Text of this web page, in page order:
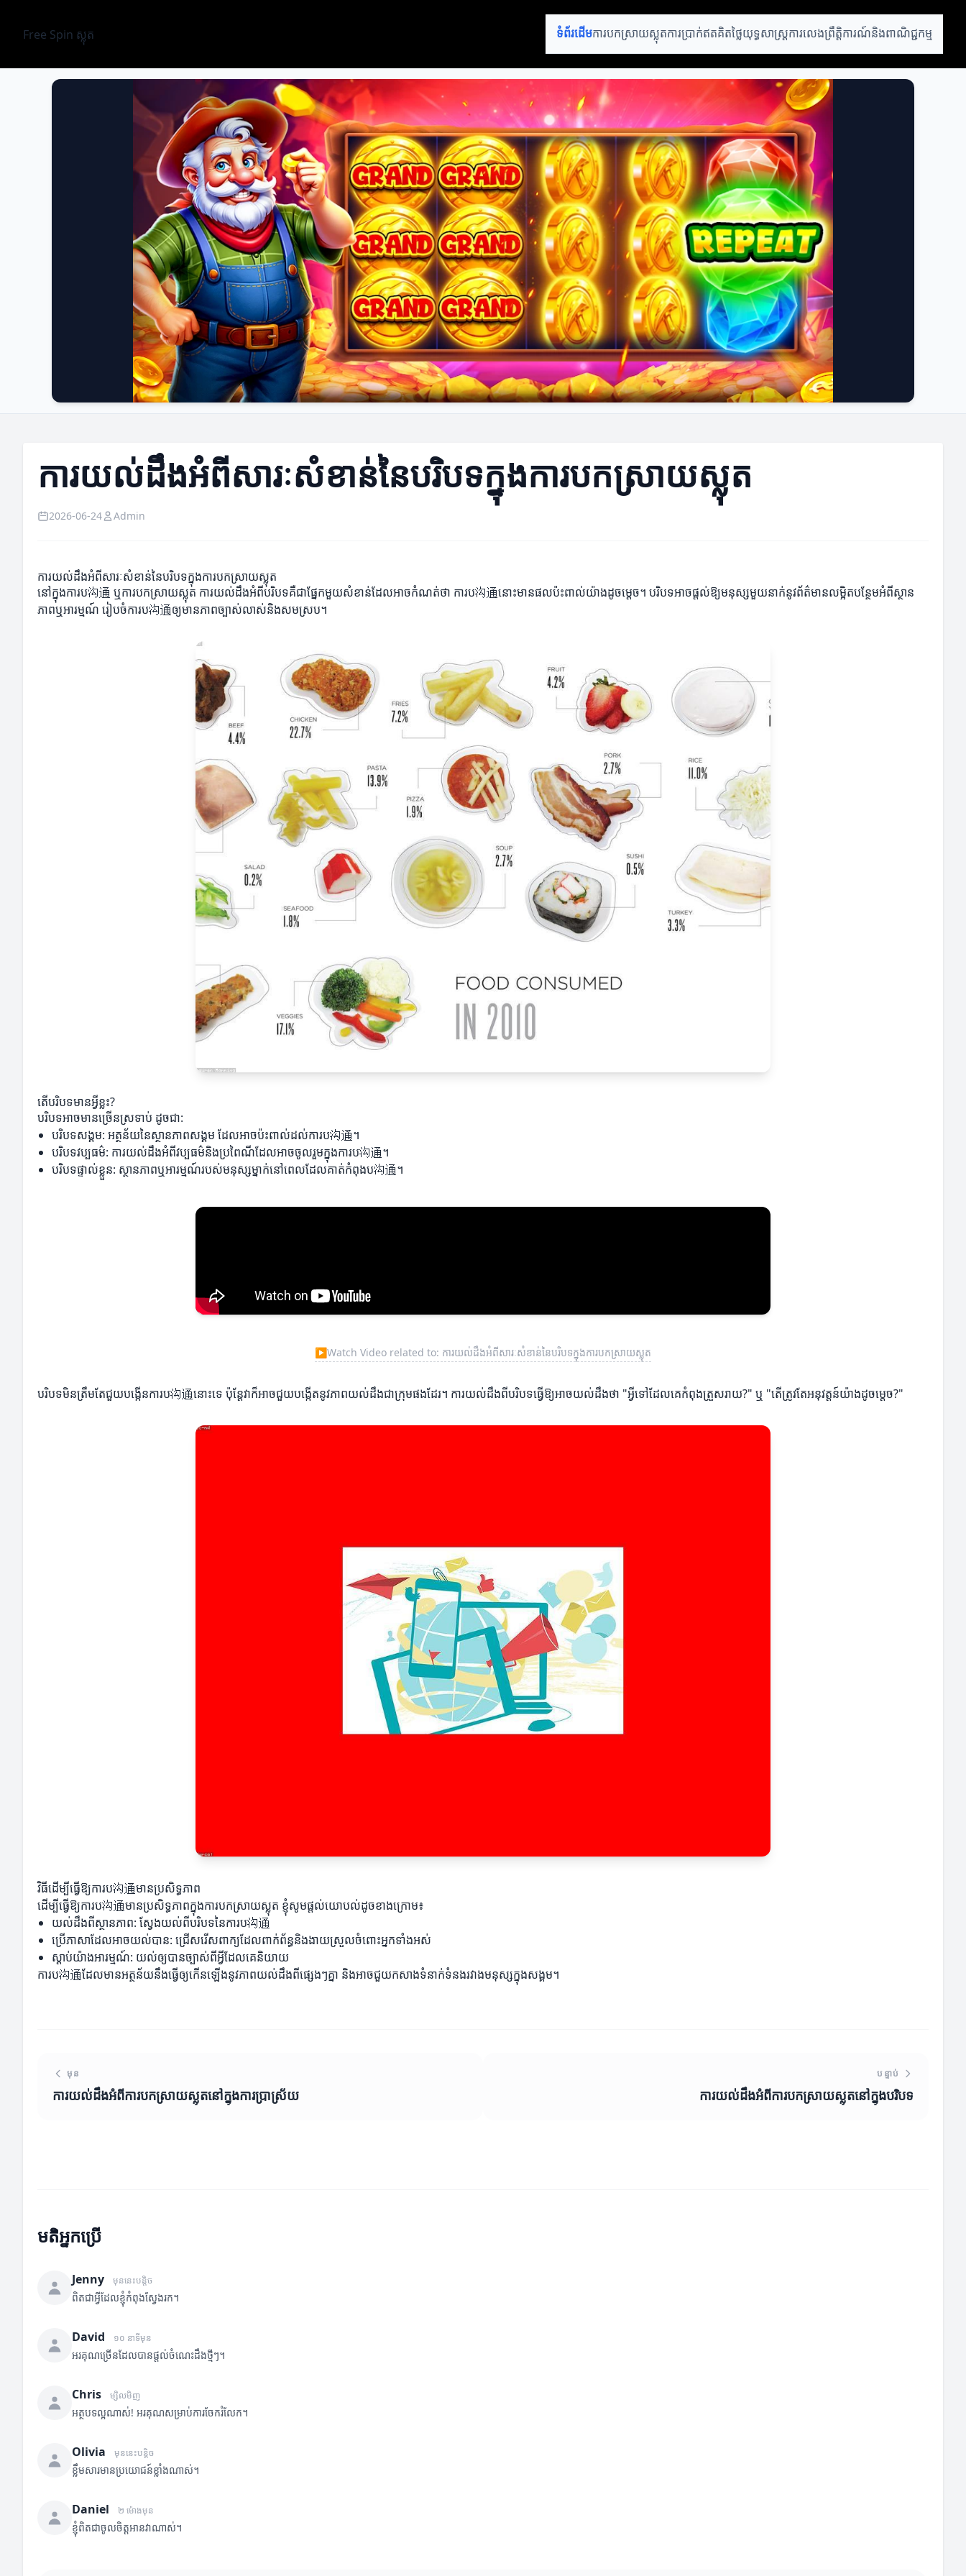
Free Spin ស្លុត ទំព័រដើមការបកស្រាយស្លុតការប្រាក់ឥតគិតថ្លៃយុទ្ធសាស្ត្រការលេងព្រឹត្តិការណ៍និងពាណិជ្ជកម្ម
ការយល់ដឹងអំពីសារៈសំខាន់នៃបរិបទក្នុងការបកស្រាយស្លុត
2026-06-24 Admin
ការយល់ដឹងអំពីសារៈសំខាន់នៃបរិបទក្នុងការបកស្រាយស្លុត
នៅក្នុងការប沟通 ឬការបកស្រាយស្លុត ការយល់ដឹងអំពីបរិបទគឺជាផ្នែកមួយសំខាន់ដែលអាចកំណត់ថា ការប沟通នោះមានផលប៉ះពាល់យ៉ាងដូចម្តេច។ បរិបទអាចផ្តល់ឱ្យមនុស្សមួយនាក់នូវព័ត៌មានលម្អិតបន្ថែមអំពីស្ថាន
ភាពឬអារម្មណ៍ រៀបចំការប沟通ឲ្យមានភាពច្បាស់លាស់និងសមស្រប។
តើបរិបទមានអ្វីខ្លះ?
បរិបទអាចមានច្រើនស្រទាប់ ដូចជា:
បរិបទសង្គម: អត្ថន័យនៃស្ថានភាពសង្គម ដែលអាចប៉ះពាល់ដល់ការប沟通។
បរិបទវប្បធម៌: ការយល់ដឹងអំពីវប្បធម៌និងប្រពៃណីដែលអាចចូលរួមក្នុងការប沟通។
បរិបទផ្ទាល់ខ្លួន: ស្ថានភាពឬអារម្មណ៍របស់មនុស្សម្នាក់នៅពេលដែលគាត់កំពុងប沟通។
▶Watch Video related to: ការយល់ដឹងអំពីសារៈសំខាន់នៃបរិបទក្នុងការបកស្រាយស្លុត
បរិបទមិនត្រឹមតែជួយបង្កើនការប沟通នោះទេ ប៉ុន្តែវាក៏អាចជួយបង្កើតនូវភាពយល់ដឹងជាក្រុមផងដែរ។ ការយល់ដឹងពីបរិបទធ្វើឱ្យអាចយល់ដឹងថា "អ្វីទៅដែលគេកំពុងត្រួសរាយ?" ឬ "តើត្រូវតែអនុវត្តន៍យ៉ាងដូចម្តេច?"
វិធីដើម្បីធ្វើឱ្យការប沟通មានប្រសិទ្ធភាព
ដើម្បីធ្វើឱ្យការប沟通មានប្រសិទ្ធភាពក្នុងការបកស្រាយស្លុត ខ្ញុំសូមផ្តល់យោបល់ដូចខាងក្រោម៖
យល់ដឹងពីស្ថានភាព: ស្វែងយល់ពីបរិបទនៃការប沟通
ប្រើភាសាដែលអាចយល់បាន: ជ្រើសរើសពាក្យដែលពាក់ព័ន្ធនិងងាយស្រួលចំពោះអ្នកទាំងអស់
ស្ដាប់យ៉ាងអារម្មណ៍: យល់ឲ្យបានច្បាស់ពីអ្វីដែលគេនិយាយ
ការប沟通ដែលមានអត្ថន័យនឹងធ្វើឲ្យកើនឡើងនូវភាពយល់ដឹងពីផ្សេងៗគ្នា និងអាចជួយកសាងទំនាក់ទំនងរវាងមនុស្សក្នុងសង្គម។
មុន
ការយល់ដឹងអំពីការបកស្រាយស្លុតនៅក្នុងការប្រាស្រ័យ
បន្ទាប់
ការយល់ដឹងអំពីការបកស្រាយស្លុតនៅក្នុងបរិបទ
មតិអ្នកប្រើ
Jenny មុននេះបន្តិច
ពិតជាអ្វីដែលខ្ញុំកំពុងស្វែងរក។
David ១០ នាទីមុន
អរគុណច្រើនដែលបានផ្តល់ចំណេះដឹងថ្មីៗ។
Chris ម្សិលមិញ
អត្ថបទល្អណាស់! អរគុណសម្រាប់ការចែករំលែក។
Olivia មុននេះបន្តិច
ខ្លឹមសារមានប្រយោជន៍ខ្លាំងណាស់។
Daniel ២ ម៉ោងមុន
ខ្ញុំពិតជាចូលចិត្តអានវាណាស់។